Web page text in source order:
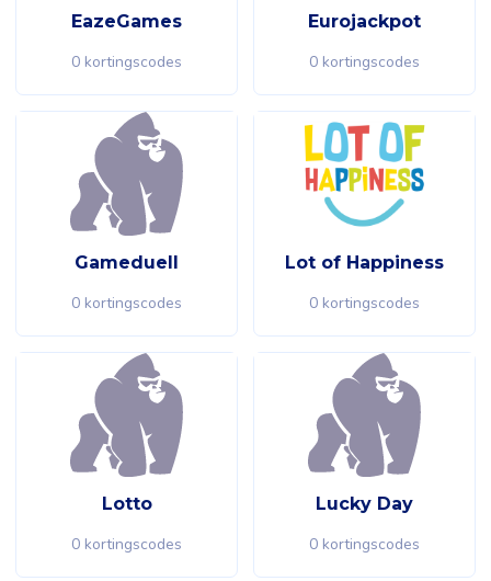
EazeGames
0 kortingscodes
Eurojackpot
0 kortingscodes
Gameduell
0 kortingscodes
Lot of Happiness
0 kortingscodes
Lotto
0 kortingscodes
Lucky Day
0 kortingscodes